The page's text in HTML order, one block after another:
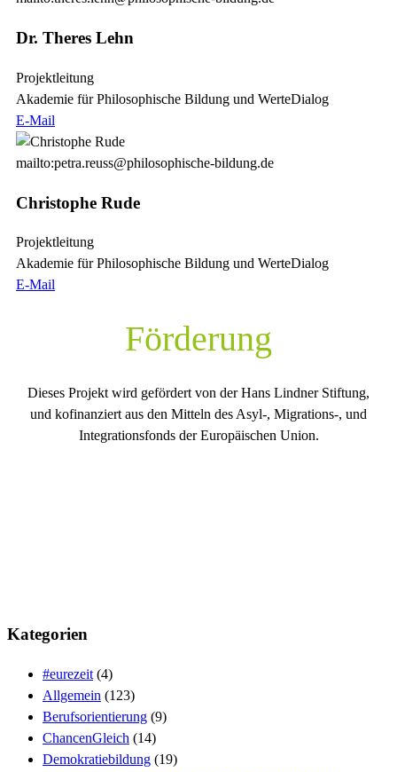
Dr. Theres Lehn
Projektleitung
Akademie für Philosophische Bildung und WerteDialog
E-Mail
mailto:petra.reuss@philosophische-bildung.de
Christophe Rude
Projektleitung
Akademie für Philosophische Bildung und WerteDialog
E-Mail
Förderung
Dieses Projekt wird gefördert von der Hans Lindner Stiftung,
und kofinanziert aus den Mitteln des Asyl-, Migrations-, und
Integrationsfonds der Europäischen Union.
Kategorien
#eurezeit (4)
Allgemein (123)
Berufsorientierung (9)
ChancenGleich (14)
Demokratiebildung (19)